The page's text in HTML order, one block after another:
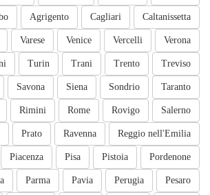
Caltanissetta
Cagliari
Agrigento
Verona
Vercelli
Venice
Varese
Treviso
Trento
Trani
Turin
Taranto
Sondrio
Siena
Savona
Salerno
Rovigo
Rome
Rimini
Reggio nell'Emilia
Ravenna
Prato
Pordenone
Pistoia
Pisa
Piacenza
Pesaro
Perugia
Pavia
Parma